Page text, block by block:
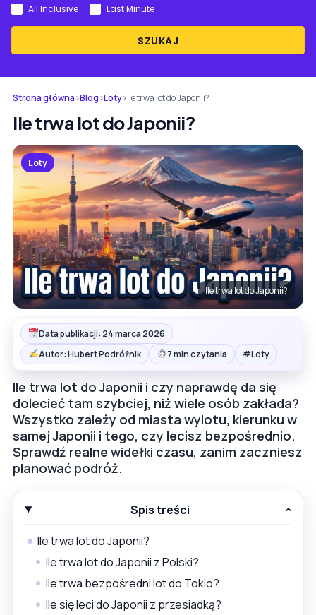
SZUKAJ
All Inclusive Last Minute
Strona główna›Blog›Loty›Ile trwa lot do Japonii?
Ile trwa lot do Japonii?
Loty
Ile trwa lot do Japonii?
Data publikacji: 24 marca 2026
Autor: Hubert Podróżnik
7 min czytania #Loty
Ile trwa lot do Japonii i czy naprawdę da się
dolecieć tam szybciej, niż wiele osób zakłada?
Wszystko zależy od miasta wylotu, kierunku w
samej Japonii i tego, czy lecisz bezpośrednio.
Sprawdź realne widełki czasu, zanim zaczniesz
planować podróż.
Spis treści
Ile trwa lot do Japonii?
Ile trwa lot do Japonii z Polski?
Ile trwa bezpośredni lot do Tokio?
Ile się leci do Japonii z przesiadką?